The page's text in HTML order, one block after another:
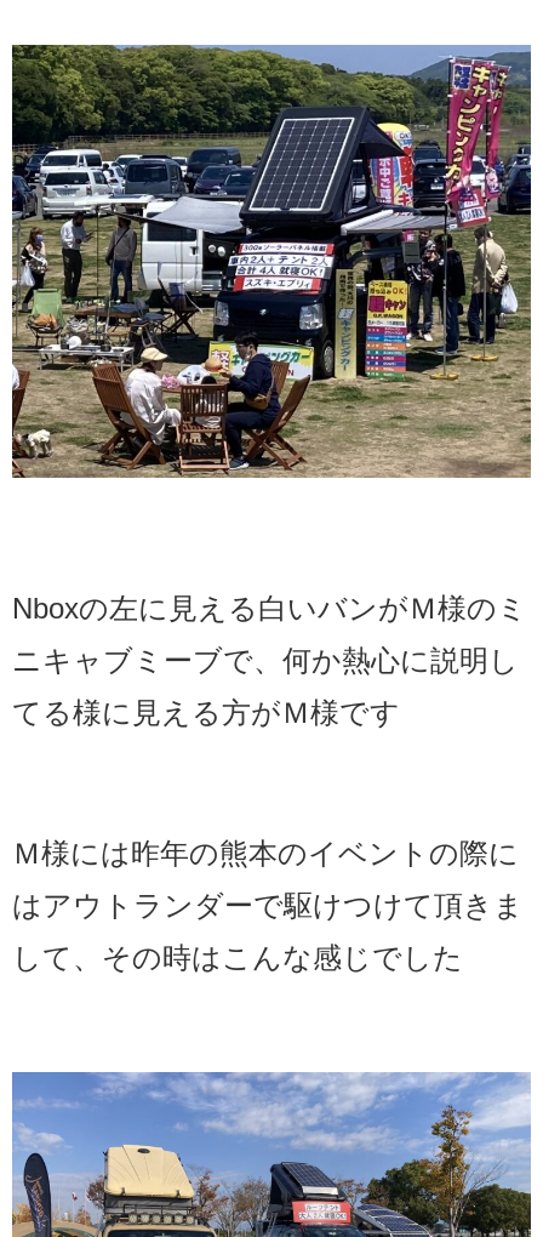
Nboxの左に見える白いバンがＭ様のミ
ニキャブミーブで、何か熱心に説明し
てる様に見える方がＭ様です
Ｍ様には昨年の熊本のイベントの際に
はアウトランダーで駆けつけて頂きま
して、その時はこんな感じでした